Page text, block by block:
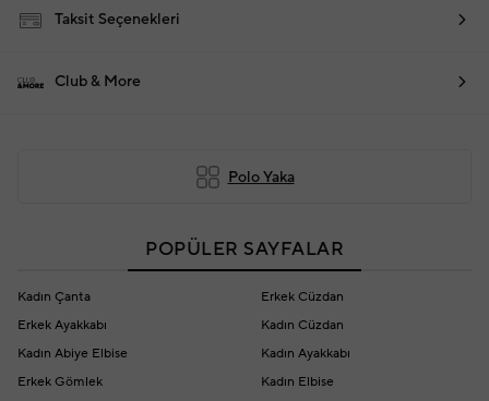
Taksit Seçenekleri
Club & More
Polo Yaka
POPÜLER SAYFALAR
Kadın Çanta
Erkek Cüzdan
Erkek Ayakkabı
Kadın Cüzdan
Kadın Abiye Elbise
Kadın Ayakkabı
Erkek Gömlek
Kadın Elbise